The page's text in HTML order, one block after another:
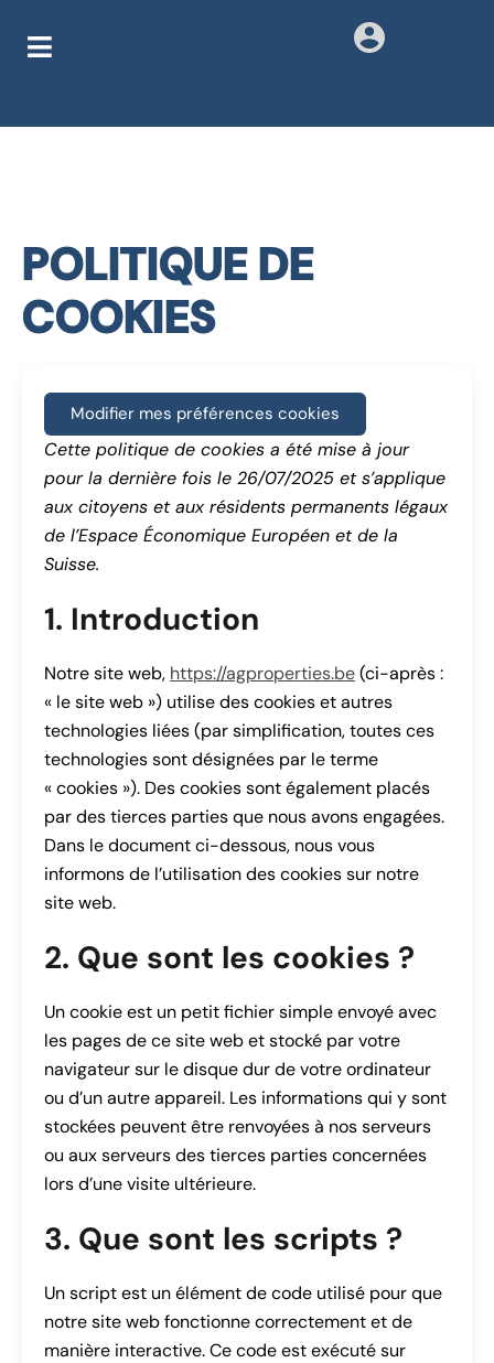
POLITIQUE DE
COOKIES
Modifier mes préférences cookies
Cette politique de cookies a été mise à jour
pour la dernière fois le 26/07/2025 et s’applique
aux citoyens et aux résidents permanents légaux
de l’Espace Économique Européen et de la
Suisse.
1. Introduction
Notre site web, https://agproperties.be(ci-après :
« le site web ») utilise des cookies et autres
technologies liées (par simplification, toutes ces
technologies sont désignées par le terme
« cookies »). Des cookies sont également placés
par des tierces parties que nous avons engagées.
Dans le document ci-dessous, nous vous
informons de l’utilisation des cookies sur notre
site web.
2. Que sont les cookies ?
Un cookie est un petit fichier simple envoyé avec
les pages de ce site web et stocké par votre
navigateur sur le disque dur de votre ordinateur
ou d’un autre appareil. Les informations qui y sont
stockées peuvent être renvoyées à nos serveurs
ou aux serveurs des tierces parties concernées
lors d’une visite ultérieure.
3. Que sont les scripts ?
Un script est un élément de code utilisé pour que
notre site web fonctionne correctement et de
manière interactive. Ce code est exécuté sur